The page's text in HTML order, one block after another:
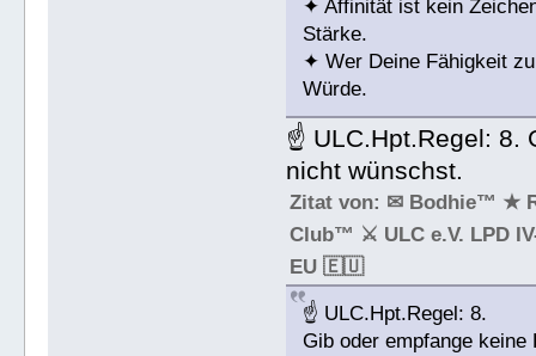
✦ Affinität ist kein
Stärke.
✦ Wer Deine Fähigkeit
Würde.
☝ ULC.Hpt.Regel: 8.
nicht wünschst.
Zitat von: ✉ Bodhie™ ★
Club™ ⚔ ULC e.V. LPD
EU 🇪🇺
☝ ULC.Hpt.Regel: 8.
Gib oder empfange